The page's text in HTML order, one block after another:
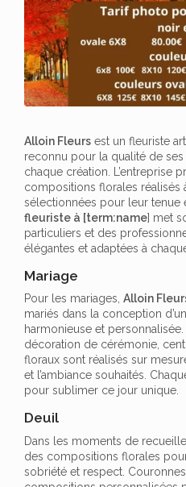
Alloin Fleurs est un fleuriste
reconnu pour la qualité de
chaque création. L’entreprise
compositions florales réalisés
sélectionnées pour leur tenue
fleuriste à [term:name] met
particuliers et des
élégantes et adaptées à
Mariage
Pour les mariages, Alloin
mariés dans la conception
harmonieuse et
décoration de cérémonie,
floraux sont réalisés sur
et l’ambiance souhaités.
pour sublimer ce jour unique.
Deuil
Dans les moments de
des compositions florales
sobriété et respect.